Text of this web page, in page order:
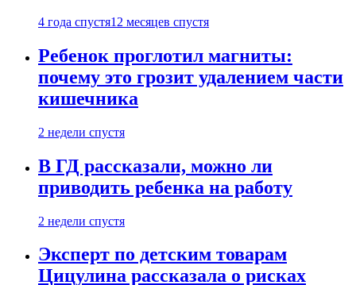
4 года спустя12 месяцев спустя
Ребенок проглотил магниты:
почему это грозит удалением части
кишечника
2 недели спустя
В ГД рассказали, можно ли
приводить ребенка на работу
2 недели спустя
Эксперт по детским товарам
Цицулина рассказала о рисках